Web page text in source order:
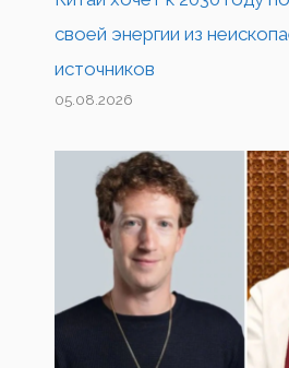
своей энергии из
источников
05.08.2026